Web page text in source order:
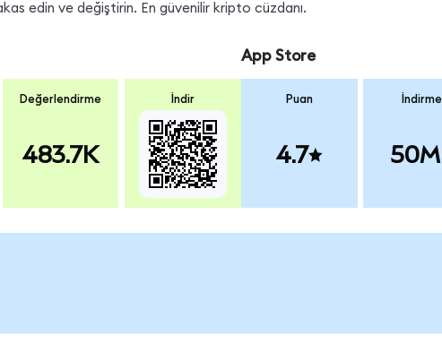
edin ve değiştirin. En güvenilir kripto cüzdanı.
Değerlendirme
483.7K
İndir
App Store
Puan
4.7
İndirme